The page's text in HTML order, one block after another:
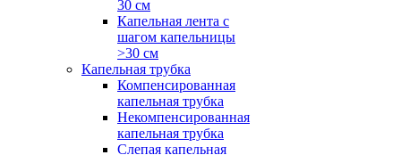
30 см
Капельная лента с
шагом капельницы
>30 см
Капельная трубка
Компенсированная
капельная трубка
Некомпенсированная
капельная трубка
Слепая капельная